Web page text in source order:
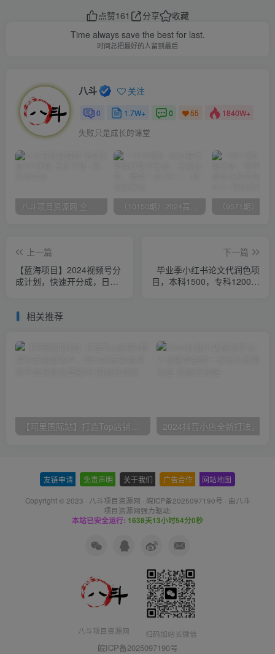
点赞161 分享
收藏
Time always save the best for last.
时间总把最好的人留到最后
八斗 关注
0 1.7W+ 0 55 1840W+
失败只是成长的课堂
八斗项目资源网 全网正品VIP课程 无损下载~ （10150期）2024高考项目野路子玩法，无限裂变，最高一天1W＋！
上一篇
【蓝海项目】2024视频号分
成计划，快速开分成，日爆
下一篇
毕业季小红书论文代润色项
目，本科1500，专科1200，
相关推荐
【阿里国际站】打造Top店铺&获得优质询盘客户，​95%的国际站讲师不会说的运营技巧
友链申请 免责声明 关于我们 广告合作 网站地图
Copyright © 2023 · 八斗项目资源网 · 皖ICP备2025097190号 · 由八斗
项目资源网强力驱动.
本站已安全运行: 1638天13小时54分0秒
八斗项目资源网 扫码加站长微信
皖ICP备2025097190号